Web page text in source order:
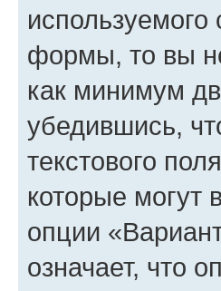
формы, то вы
как минимум
убедившись,
текстового
которые могут
опции
означает, что